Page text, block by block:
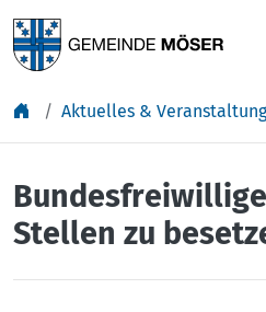
Aktuelles &
Stellen zu